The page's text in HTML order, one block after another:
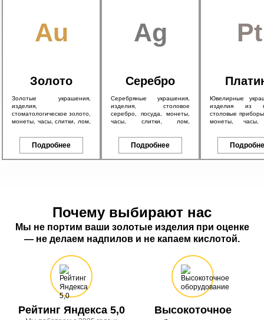
Au
Золото
Золотые украшения,
изделия,
стоматологическое золото,
монеты, часы, слитки, лом,
золото 56 пробы и
брендовые изделия.
Подробнее
Ag
Серебро
Серебряные украшения,
изделия, столовое
серебро, посуда, монеты,
часы, слитки, лом,
пробы, в том числе с
эмалью.Подробнее
Pt
Ювелирные
изделия из
столовые
монеты, часы,
также другие
изделия.
Почему выбирают нас
Мы не портим ваши золотые изделия при оценке
— не делаем надпилов и не капаем кислотой.
Рейтинг Яндекса 5,0
Высокоточное